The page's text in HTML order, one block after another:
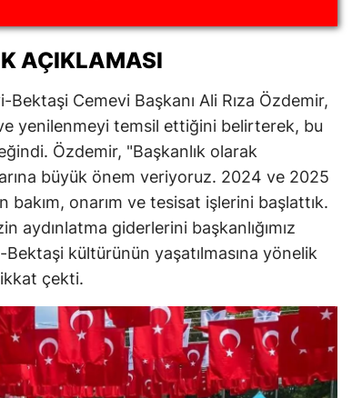
AÇIKLAMASI
Bektaşi Cemevi Başkanı Ali Rıza Özdemir,
ve yenilenmeyi temsil ettiğini belirterek, bu
Özdemir, "Başkanlık olarak
büyük önem veriyoruz. 2024 ve 2025
bakım, onarım ve tesisat işlerini başlattık.
aydınlatma giderlerini başkanlığımız
kültürünün yaşatılmasına yönelik
çekti.